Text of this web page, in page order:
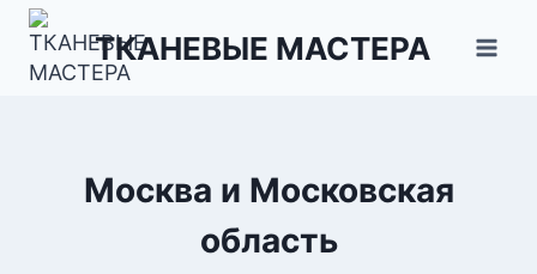
Перейти
содержимому
ТКАНЕВЫЕ МАСТЕРА
Москва и Московская
область